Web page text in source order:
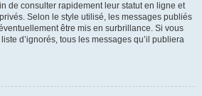
de consulter rapidement leur statut en ligne et
Selon le style utilisé, les messages publiés
être mis en surbrillance. Si vous
d’ignorés, tous les messages qu’il publiera